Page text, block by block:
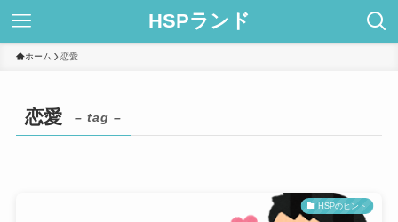
HSPランド
ホーム 恋愛
恋愛 – tag –
HSPのヒント